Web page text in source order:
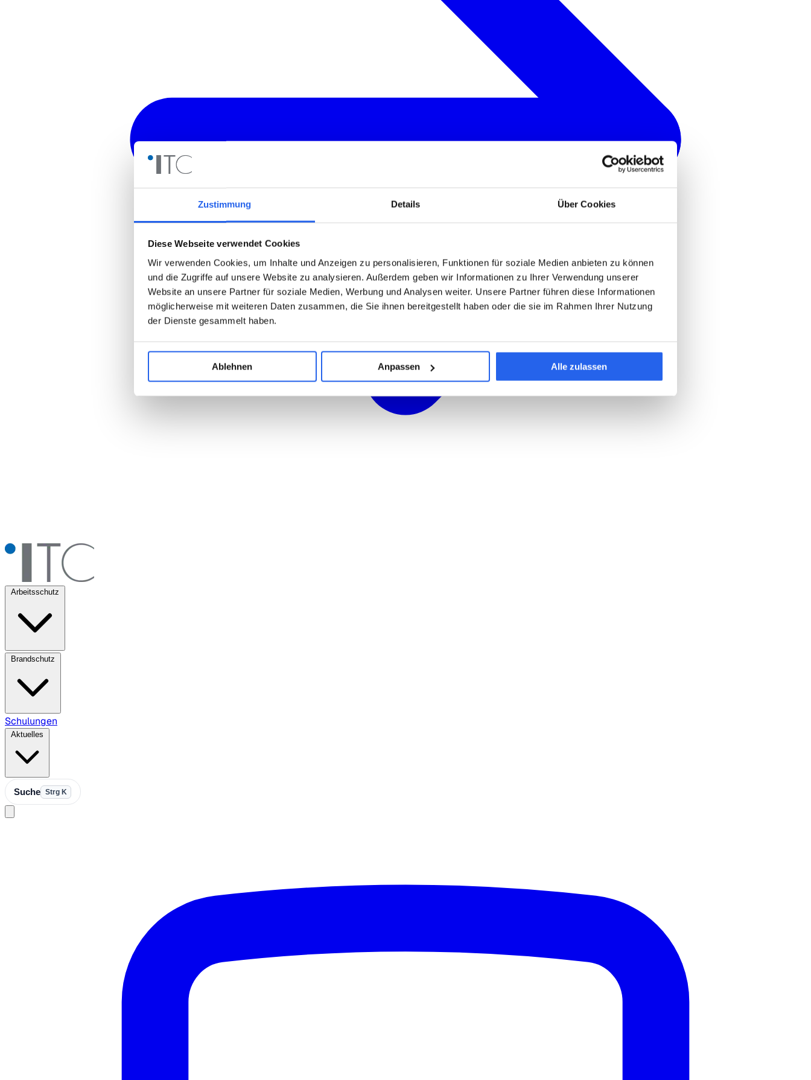
Zustimmung Details Über Cookies
Diese Webseite verwendet Cookies
Wir verwenden Cookies, um Inhalte und Anzeigen zu personalisieren, Funktionen für soziale Medien anbieten zu können
und die Zugriffe auf unsere Website zu analysieren. Außerdem geben wir Informationen zu Ihrer Verwendung unserer
Website an unsere Partner für soziale Medien, Werbung und Analysen weiter. Unsere Partner führen diese Informationen
möglicherweise mit weiteren Daten zusammen, die Sie ihnen bereitgestellt haben oder die sie im Rahmen Ihrer Nutzung
der Dienste gesammelt haben.
Ablehnen Anpassen Alle zulassen
Arbeitsschutz
Brandschutz
Schulungen
Aktuelles
Suche Strg K